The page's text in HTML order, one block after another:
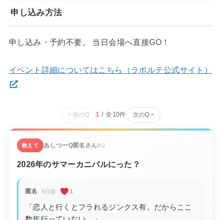
申し込み方法
申し込み・予約不要。 当日会場へ直接GO！
イベント詳細についてはこちら（ラポルテ公式サイト）
< 前のQ 1 / 全 10件 次のQ >
教えて あしつーQ匿名さん8/2
2026年のサマーカニバルにった？
匿名 6日前 1
「恋人と行くとフラれるジンクス有。だからここ